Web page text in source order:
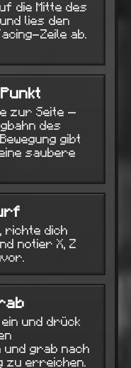
die Mitte des
lies den
Zeile ab.
zur Seite —
des
gibt
saubere
richte dich
notier X, Z
ein und drück
grab nach
zu erreichen.